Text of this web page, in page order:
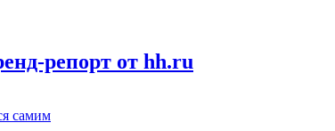
репорт от hh.ru